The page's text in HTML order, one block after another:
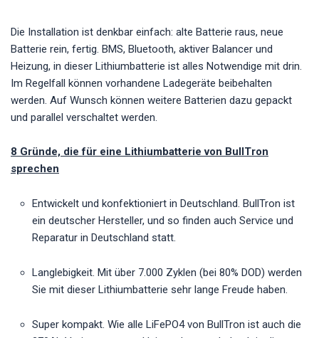
Die Installation ist denkbar einfach: alte Batterie raus, neue
Batterie rein, fertig. BMS, Bluetooth, aktiver Balancer und
Heizung, in dieser Lithiumbatterie ist alles Notwendige mit drin.
Im Regelfall können vorhandene Ladegeräte beibehalten
werden. Auf Wunsch können weitere Batterien dazu gepackt
und parallel verschaltet werden.
8 Gründe, die für eine Lithiumbatterie von BullTron
sprechen
Entwickelt und konfektioniert in Deutschland. BullTron ist
ein deutscher Hersteller, und so finden auch Service und
Reparatur in Deutschland statt.
Langlebigkeit. Mit über 7.000 Zyklen (bei 80% DOD) werden
Sie mit dieser Lithiumbatterie sehr lange Freude haben.
Super kompakt. Wie alle LiFePO4 von BullTron ist auch die